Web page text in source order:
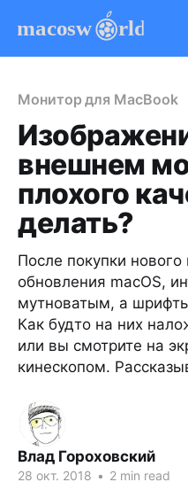
Монитор для MacBook
внешнем
плохого
делать?
После покупки
обновления macOS,
мутноватым, а
Как будто на них
или вы смотрите на
кинескопом.
Влад Гороховский
28 окт. 2018 • 2 min read